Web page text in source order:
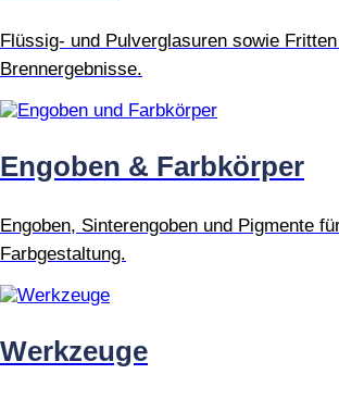
Flüssig- und Pulverglasuren sowie
Brennergebnisse.
Engoben & Farbkörper
Engoben, Sinterengoben und Pigmente
Farbgestaltung.
Werkzeuge